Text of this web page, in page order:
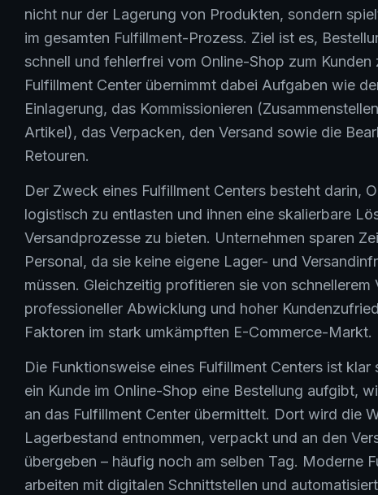
nicht nur der Lagerung von Produkten, sondern
im gesamten Fulfillment-Prozess. Ziel ist es,
schnell und fehlerfrei vom Online-Shop zum Kunden
Fulfillment Center übernimmt dabei Aufgaben wie
Einlagerung, das Kommissionieren
Artikel), das Verpacken, den Versand sowie die
Retouren.
Der Zweck eines Fulfillment Centers besteht darin,
logistisch zu entlasten und ihnen eine skalierbare
Versandprozesse zu bieten. Unternehmen sparen
Personal, da sie keine eigene Lager- und
müssen. Gleichzeitig profitieren sie von schnellerem
professioneller Abwicklung und hoher
Faktoren im stark umkämpften E-Commerce-Markt.
Die Funktionsweise eines Fulfillment Centers ist klar
ein Kunde im Online-Shop eine Bestellung aufgibt,
an das Fulfillment Center übermittelt. Dort wird die
Lagerbestand entnommen, verpackt und an den
übergeben – häufig noch am selben Tag. Moderne
arbeiten mit digitalen Schnittstellen und